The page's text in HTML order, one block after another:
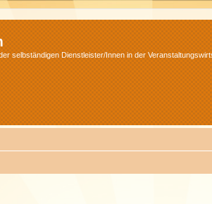
selbständigen Dienstleister/Innen in der